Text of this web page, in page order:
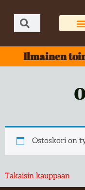
Ilmainen
Ostoskori on
Takaisin kauppaan